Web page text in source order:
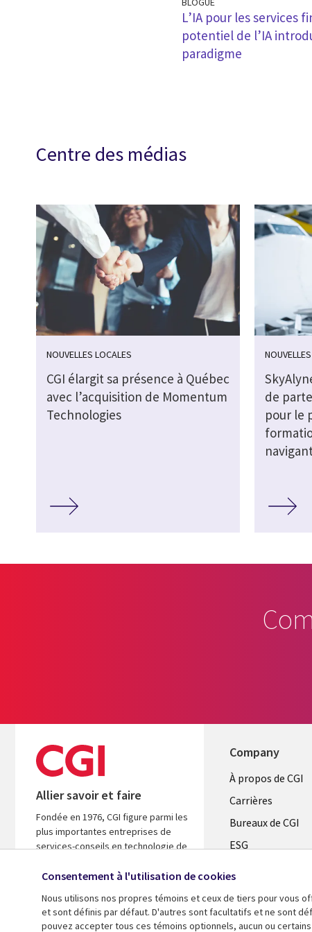
L’IA pour les services
potentiel de l’IA
paradigme
Centre des médias
NOUVELLES LOCALES
CGI élargit sa présence à Québec
avec l’acquisition de Momentum
Technologies
de
pour le
Allier savoir et faire
Fondée en 1976, CGI figure parmi les
plus importantes entreprises de
services-conseils en technologie de
au monde. Nous sommes guidés par
d’accélérer le rendement de vos
investissements.
Company
Useful
links
CANADA
FR
À propos de CGI
Carrières
Bureaux de CGI
ESG
Consentement à l'utilisation de cookies
Nous utilisons nos propres témoins et ceux de tiers pour vous
et sont définis par défaut. D'autres sont facultatifs et ne sont
pouvez accepter tous ces témoins optionnels, aucun ou